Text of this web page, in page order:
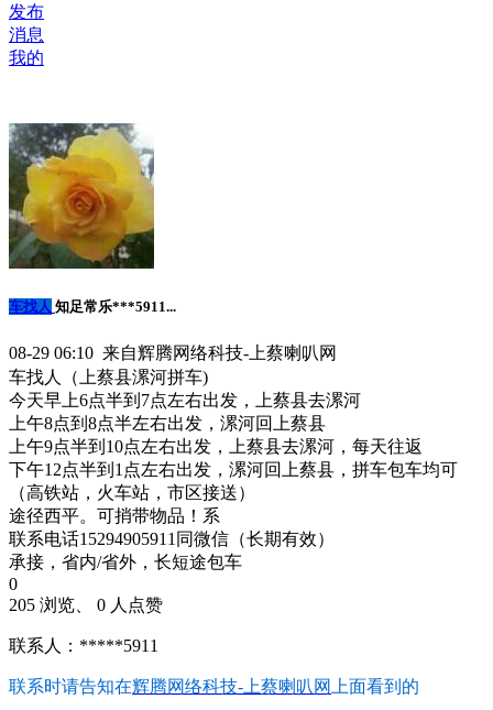
发布
消息
我的
车找人 知足常乐***5911...
08-29 06:10 来自辉腾网络科技-上蔡喇叭网
车找人（上蔡县漯河拼车)
今天早上6点半到7点左右出发，上蔡县去漯河
上午8点到8点半左右出发，漯河回上蔡县
上午9点半到10点左右出发，上蔡县去漯河，每天往返
下午12点半到1点左右出发，漯河回上蔡县，拼车包车均可
（高铁站，火车站，市区接送）
途径西平。可捎带物品！系
联系电话15294905911同微信（长期有效）
承接，省内/省外，长短途包车
0
205 浏览、 0 人点赞
联系人：*****5911
联系时请告知在辉腾网络科技-上蔡喇叭网 上面看到的